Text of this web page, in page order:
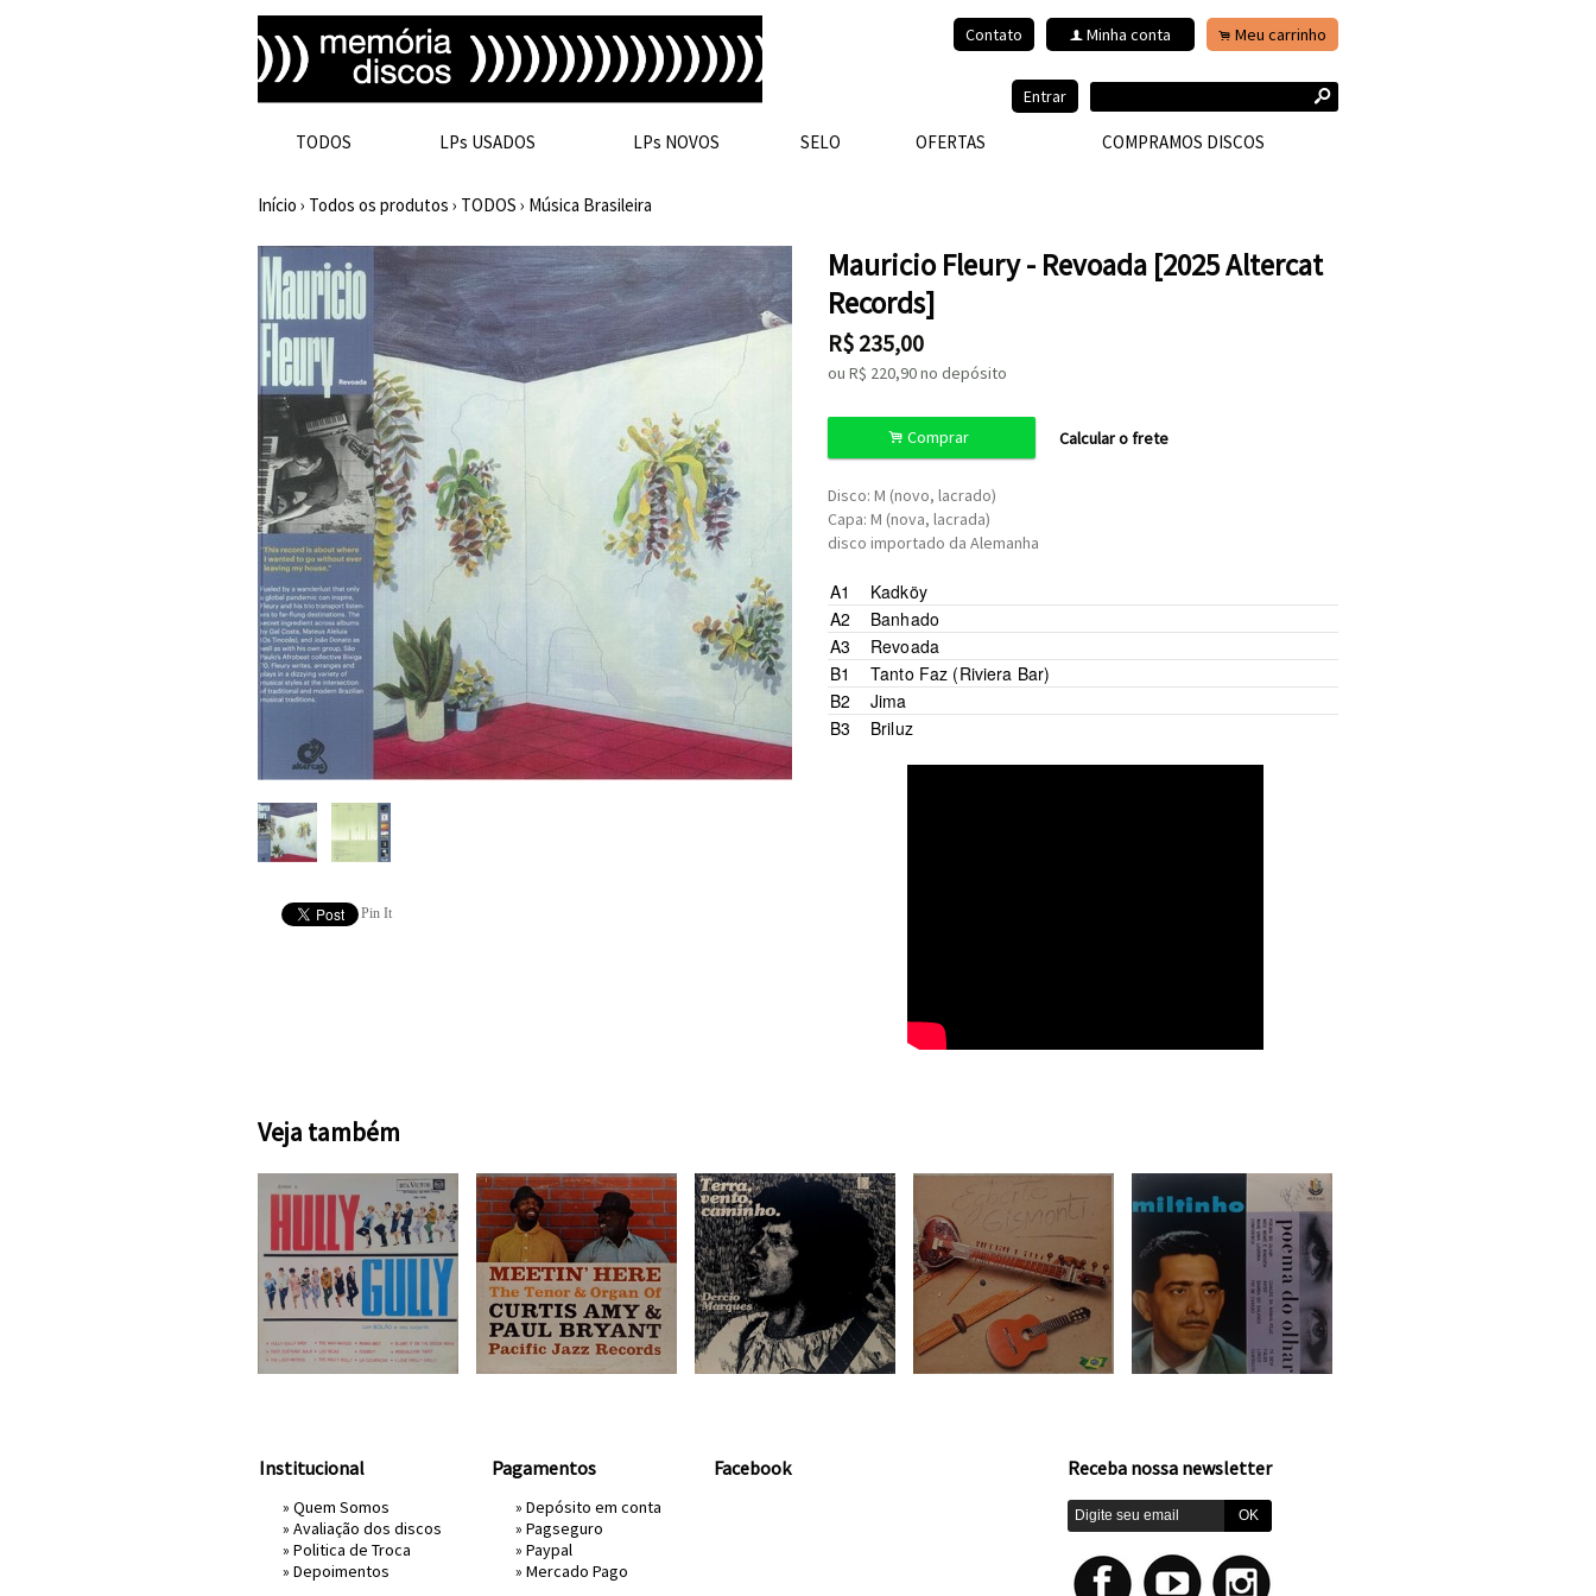
Contato f Minha conta . Meu carrinho
Entrar s
TODOS LPs USADOS LPs NOVOS SELO OFERTAS COMPRAMOS DISCOS
Início › Todos os produtos › TODOS › Música Brasileira
Pin It
Mauricio Fleury - Revoada [2025 Altercat
Records]
R$ 235,00
ou R$ 220,90no depósito
. Comprar Calcular o frete
Disco: M (novo, lacrado)
Capa: M (nova, lacrada)
disco importado da Alemanha
A1
Kadköy
A2
Banhado
A3
Revoada
B1
Tanto Faz (Riviera Bar)
B2
Jima
B3
Briluz
Veja também
Institucional
» Quem Somos
» Avaliação dos discos
» Politica de Troca
» Depoimentos
Pagamentos
» Depósito em conta
» Pagseguro
» Paypal
» Mercado Pago
Facebook Receba nossa newsletter